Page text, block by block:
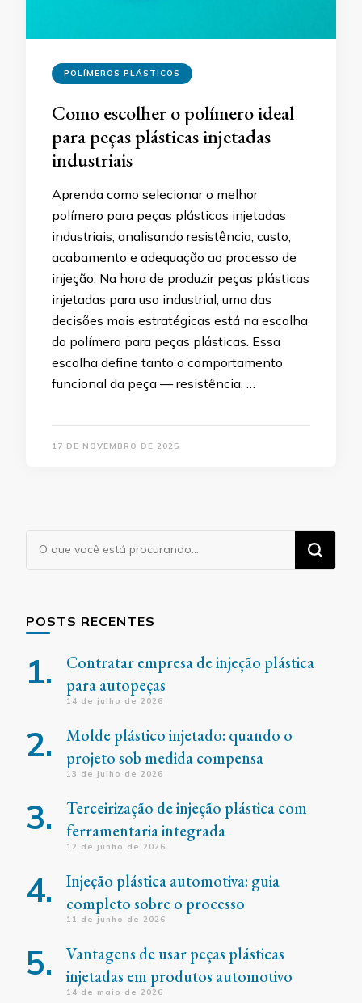
POLÍMEROS PLÁSTICOS
Como escolher o polímero ideal
para peças plásticas injetadas
industriais
Aprenda como selecionar o melhor
polímero para peças plásticas injetadas
industriais, analisando resistência, custo,
acabamento e adequação ao processo de
injeção. Na hora de produzir peças plásticas
injetadas para uso industrial, uma das
decisões mais estratégicas está na escolha
do polímero para peças plásticas. Essa
escolha define tanto o comportamento
funcional da peça — resistência, …
17 DE NOVEMBRO DE 2025
Procurando
algo?
POSTS RECENTES
Contratar empresa de injeção plástica
para autopeças
14 de julho de 2026
Molde plástico injetado: quando o
projeto sob medida compensa
13 de julho de 2026
Terceirização de injeção plástica com
ferramentaria integrada
12 de junho de 2026
Injeção plástica automotiva: guia
completo sobre o processo
11 de junho de 2026
Vantagens de usar peças plásticas
injetadas em produtos automotivo
14 de maio de 2026